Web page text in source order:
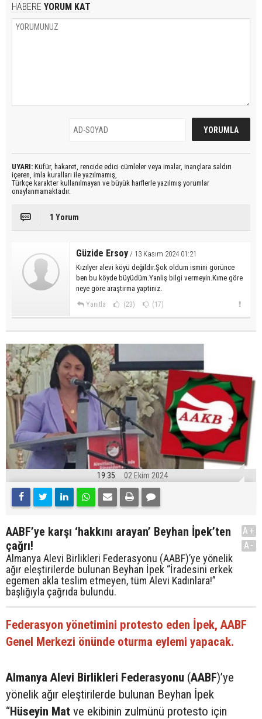
HABERE YORUM KAT
UYARI: Küfür, hakaret, rencide edici cümleler veya imalar, inançlara saldırı
içeren, imla kuralları ile yazılmamış,
Türkçe karakter kullanılmayan ve büyük harflerle yazılmış yorumlar
onaylanmamaktadır.
1 Yorum
Güzide Ersoy / 13 Kasım 2024 01:21
Kızılyer alevi köyü değildir.Şok oldum ismini görünce
ben bu köyde büyüdüm.Yanliş bilgi vermeyin.Kıme göre
neye göre araştirma yaptiniz.
Yanıtla (23) (17)
19:35 02 Ekim 2024
AABF’ye karşı ‘hakkını arayan’ Beyhan İpek’ten
çağrı!
Almanya Alevi Birlikleri Federasyonu (AABF)’ye yönelik
ağır eleştirilerde bulunan Beyhan İpek “İradesini erkek
egemen akla teslim etmeyen, tüm Alevi Kadınlara!”
başlığıyla çağrıda bulundu.
A+
A-
Federasyon yönetimini protesto eden İpek, AABF
Genel Merkezi önünde oturma eylemi yapacak.
Almanya Alevi Birlikleri Federasyonu (AABF)’ye
yönelik ağır eleştirilerde bulunan Beyhan İpek
“Hüseyin Mat ve ekibinin zulmünü protesto için